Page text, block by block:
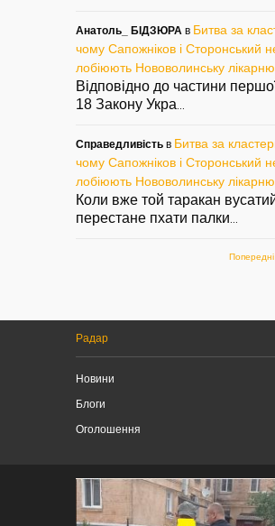
Анатоль_ БІДЗЮРА в Битва за
чому Сапожніков і Сторонський
лобіюють Нововолинську
Відповідно до частини першої
18 Закону Укра
Справедливість в Битва за
чому Сапожніков і Сторонський
лобіюють Нововолинську
Коли вже той таракан
перестане пхати палки
Радар
Новини
Блоги
Оголошення